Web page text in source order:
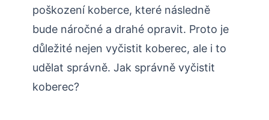
poškození koberce, které následně
bude náročné a drahé opravit. Proto je
důležité nejen vyčistit koberec, ale i to
udělat správně. Jak správně vyčistit
koberec?